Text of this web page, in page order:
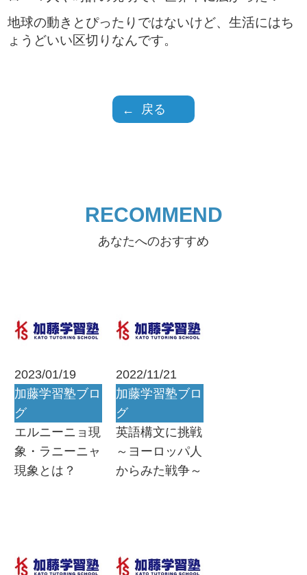
地球の動きとぴったりではないけど、生活にはち
ょうどいい区切りなんです。
戻る
RECOMMEND
あなたへのおすすめ
2023/01/19
加藤学習塾ブロ
グ
エルニーニョ現
象・ラニーニャ
現象とは？
2022/11/21
加藤学習塾ブロ
グ
英語構文に挑戦
～ヨーロッパ人
からみた戦争～